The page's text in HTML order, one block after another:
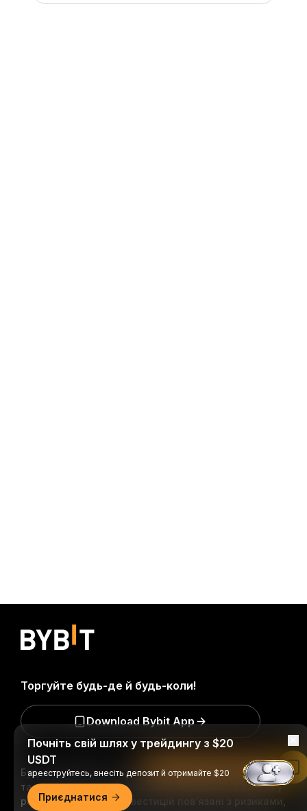
Будьте першими, хто отримає важливу інформацію
та аналіз світу криптовалюти: підписатись на нашу
розсилку.Всі форми інвестицій пов’язані з ризиками,
Торгуйте будь-де й будь-коли!
Download Bybit App
Почніть свій шлях у трейдингу з $20
USDT
ареєструйтесь, внесіть депозит й отримайте $20
Приєднатися
Читати в застосунку Bybit